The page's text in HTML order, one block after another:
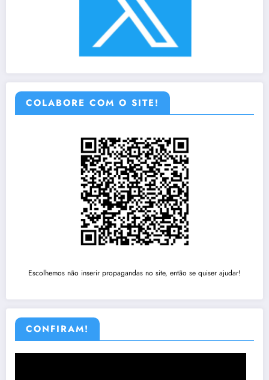
COLABORE COM O SITE!
Escolhemos não inserir propagandas no site, então se quiser ajudar!
CONFIRAM!